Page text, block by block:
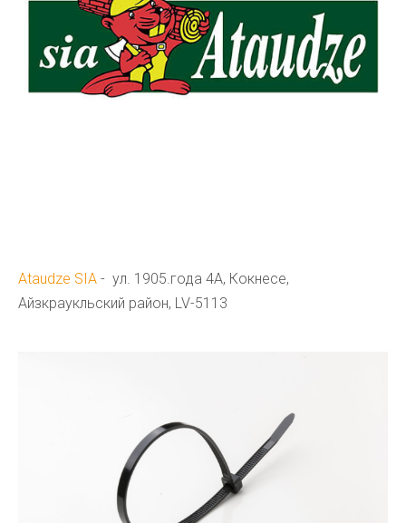
Ataudze SIA - ул. 1905.гoда 4А, Кокнесе,
Айзкраукльский район, LV-5113